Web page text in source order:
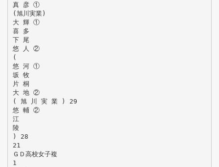
真 彦 ①
(旭川実業)
大 輝 ①
喜 多
下 尾
悠 人 ②
(
悠 河 ①
坂 牧
片 桐
大 地 ②
( 旭 川 実 業 ) 29
悠 輔 ②
江
陵
) 28
21
ＧＤ高校女子複
1